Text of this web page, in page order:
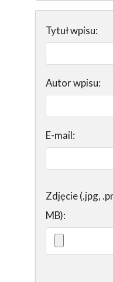
Tytuł wpisu:
Autor wpisu:
E-mail:
Zdjęcie (.jpg,
MB):